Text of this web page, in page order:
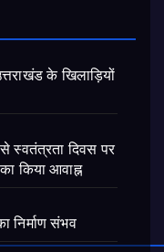
के खिलाड़ियों
स्वतंत्रता दिवस पर
किया आवाह्न
निर्माण संभव